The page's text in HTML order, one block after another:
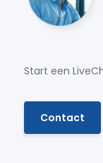
Start een
Contact